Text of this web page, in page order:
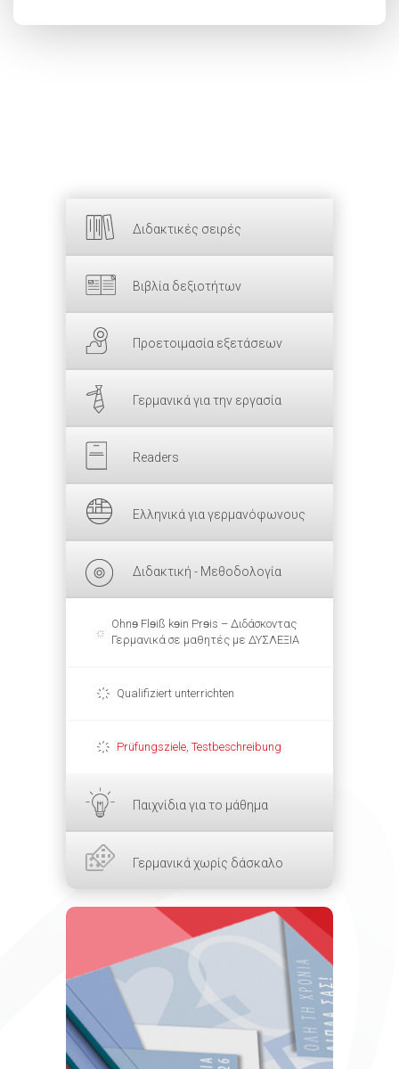
Διδακτικές σειρές
Βιβλία δεξιοτήτων
Προετοιμασία εξετάσεων
Γερμανικά για την εργασία
Readers
Ελληνικά για γερμανόφωνους
Διδακτική - Μεθοδολογία
Ohnɘ Flɘiß kɘin Prɘis – Διδάσκοντας
Γερμανικά σε μαθητές με ΔΥΣΛΕΞΙΑ
Qualifiziert unterrichten
Prüfungsziele, Testbeschreibung
Παιχνίδια για το μάθημα
Γερμανικά χωρίς δάσκαλο